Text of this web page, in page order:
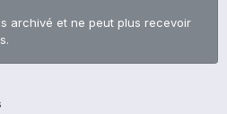
archivé et ne peut plus recevoir